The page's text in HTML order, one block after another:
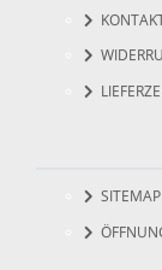
SITEMAP